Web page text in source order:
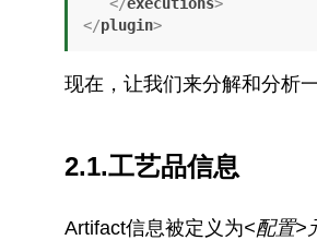
</plugin>
现在，让我们来分解和分析
2.1.工艺品信息
Artifact信息被定义为<配置>